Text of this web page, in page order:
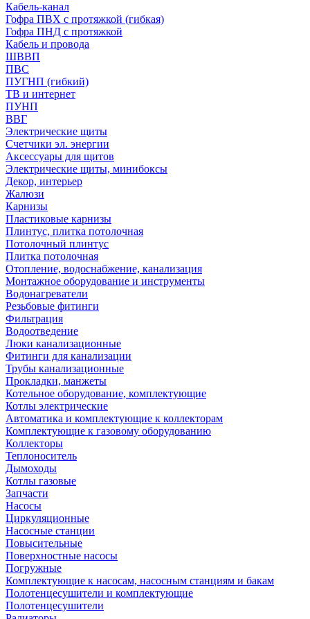
Кабель-канал
Гофра ПВХ с протяжкой (гибкая)
Гофра ПНД с протяжкой
Кабель и провода
ШВВП
ПВС
ПУГНП (гибкий)
ТВ и интернет
ПУНП
ВВГ
Электрические щиты
Счетчики эл. энергии
Аксессуары для щитов
Электрические щиты, минибоксы
Декор, интерьер
Жалюзи
Карнизы
Пластиковые карнизы
Плинтус, плитка потолочная
Потолочный плинтус
Плитка потолочная
Отопление, водоснабжение, канализация
Монтажное оборудование и инструменты
Водонагреватели
Резьбовые фитинги
Фильтрация
Водоотведение
Люки канализационные
Фитинги для канализации
Трубы канализационные
Прокладки, манжеты
Котельное оборудование, комплектующие
Котлы электрические
Автоматика и комплектующие к коллекторам
Комплектующие к газовому оборудованию
Коллекторы
Теплоноситель
Дымоходы
Котлы газовые
Запчасти
Насосы
Циркуляционные
Насосные станции
Повысительные
Поверхностные насосы
Погружные
Комплектующие к насосам, насосным станциям и бакам
Полотенцесушители и комплектующие
Полотенцесушители